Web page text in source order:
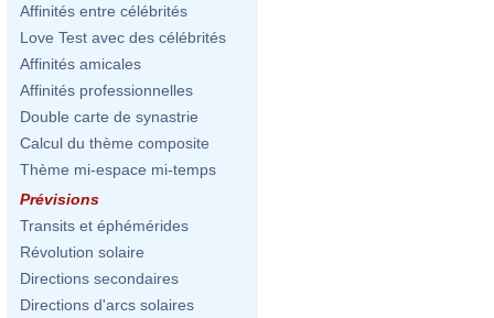
Affinités entre célébrités
Love Test avec des célébrités
Affinités amicales
Affinités professionnelles
Double carte de synastrie
Calcul du thème composite
Thème mi-espace mi-temps
Prévisions
Transits et éphémérides
Révolution solaire
Directions secondaires
Directions d'arcs solaires